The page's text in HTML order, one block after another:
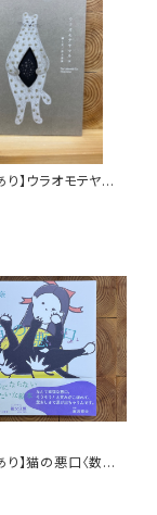
り】ウラオモテヤマ
り】猫の悪口〈数量
ルトート付き〉